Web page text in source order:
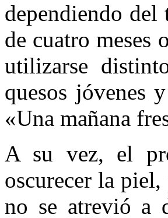
dependiendo
de cuatro meses
utilizarse
quesos jóvenes
«Una mañana
A su vez, el
oscurecer la
no se atrevió a